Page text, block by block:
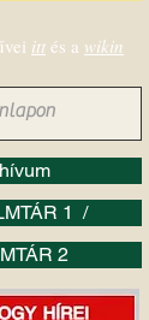
1 /
2
itt és a wikin